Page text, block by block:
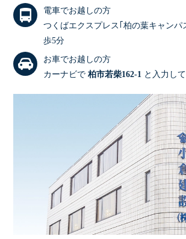
採用情報
電車でお越しの方
つくばエクスプレス｢柏の葉キャンパ
歩5分
お車でお越しの方
カーナビで柏市若柴162-1 と入力し